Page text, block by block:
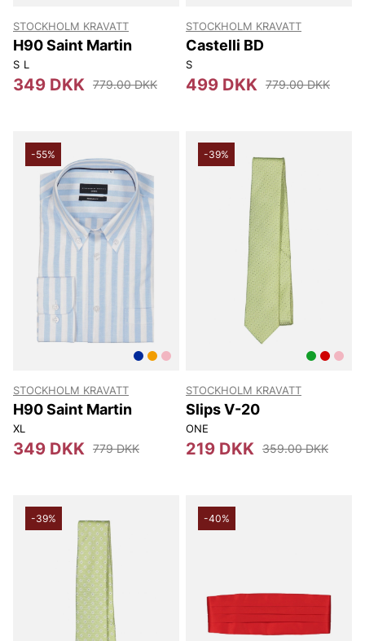
STOCKHOLM KRAVATT
H90 Saint Martin
S L
349 DKK 779.00 DKK
STOCKHOLM KRAVATT
Castelli BD
S
499 DKK 779.00 DKK
-55%
STOCKHOLM KRAVATT
H90 Saint Martin
XL
349 DKK 779 DKK
-39%
STOCKHOLM KRAVATT
Slips V-20
ONE
219 DKK 359.00 DKK
-39% -40%